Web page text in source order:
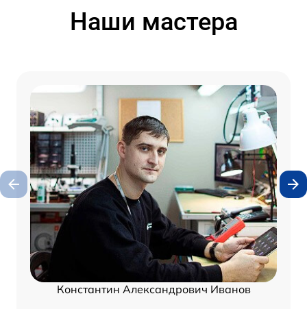
Наши мастера
Константин Александрович Иванов